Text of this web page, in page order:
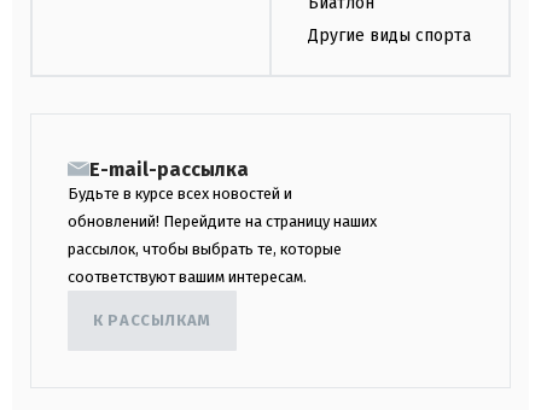
Другие виды спорта
E-mail-рассылка
Будьте в курсе всех новостей и
обновлений! Перейдите на страницу наших
рассылок, чтобы выбрать те, которые
соответствуют вашим интересам.
К РАССЫЛКАМ